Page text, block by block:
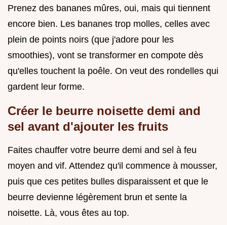
Prenez des bananes mûres, oui, mais qui tiennent
encore bien. Les bananes trop molles, celles avec
plein de points noirs (que j'adore pour les
smoothies), vont se transformer en compote dès
qu'elles touchent la poêle. On veut des rondelles qui
gardent leur forme.
Créer le beurre noisette demi and
sel avant d'ajouter les fruits
Faites chauffer votre beurre demi and sel à feu
moyen and vif. Attendez qu'il commence à mousser,
puis que ces petites bulles disparaissent et que le
beurre devienne légèrement brun et sente la
noisette. Là, vous êtes au top.